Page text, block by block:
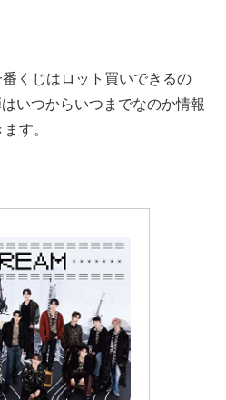
くじはロット買いできるの
いつからいつまでなのか情報
す。